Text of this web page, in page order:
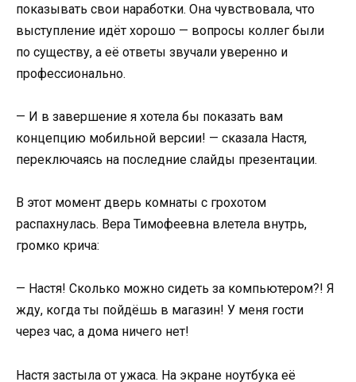
показывать свои наработки. Она чувствовала, что
выступление идёт хорошо — вопросы коллег были
по существу, а её ответы звучали уверенно и
профессионально.
— И в завершение я хотела бы показать вам
концепцию мобильной версии! — сказала Настя,
переключаясь на последние слайды презентации.
В этот момент дверь комнаты с грохотом
распахнулась. Вера Тимофеевна влетела внутрь,
громко крича:
— Настя! Сколько можно сидеть за компьютером?! Я
жду, когда ты пойдёшь в магазин! У меня гости
через час, а дома ничего нет!
Настя застыла от ужаса. На экране ноутбука её